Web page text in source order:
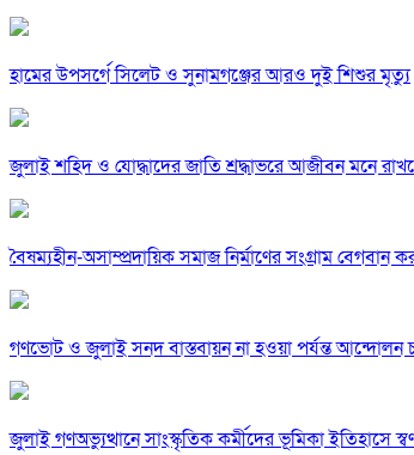
হামের উপসর্গে সিলেট ও সুনামগঞ্জের আরও দুই শিশুর মৃত্যু
জুলাই শহিদ ও যোদ্ধাদের জাতি শ্রদ্ধাভরে আজীবন মনে
বৈষম্যহীন-অসাম্প্রদায়িক সমাজ নির্মাণের সংগ্রাম বেগবান
গণভোট ও জুলাই সনদ বাস্তবায়ন না হওয়া পর্যন্ত আন্দোলন
জুলাই গণঅভ্যুত্থানে সাংস্কৃতিক কর্মীদের ভূমিকা ইতিহাসে